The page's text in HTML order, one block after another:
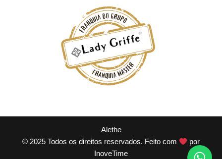
Alethe
© 2025 Todos os direitos reservados. Feito com
por
InoveTime